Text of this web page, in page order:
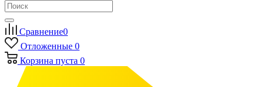
Сравнение0
Отложенные 0
Корзина пуста 0